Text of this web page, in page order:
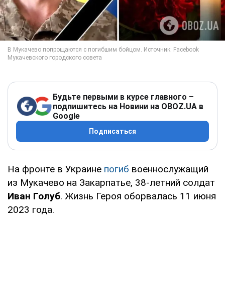
Будьте первыми в курсе главного –
подпишитесь на Новини на OBOZ.UA в
Google
Подписаться
На фронте в Украине погиб военнослужащий
из Мукачево на Закарпатье, 38-летний солдат
Иван Голуб. Жизнь Героя оборвалась 11 июня
2023 года.